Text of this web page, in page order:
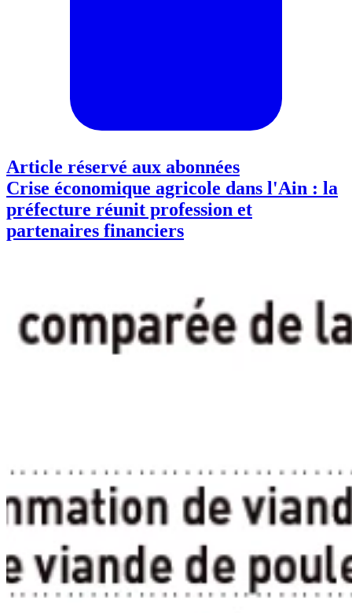
Article réservé aux abonnées
Crise économique agricole dans l'Ain : la
préfecture réunit profession et
partenaires financiers